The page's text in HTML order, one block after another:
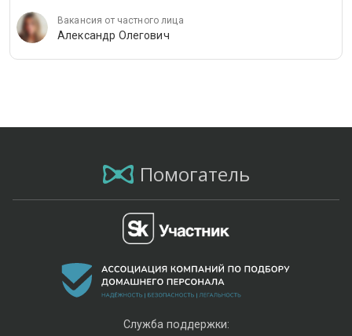
Вакансия от частного лица
Александр Олегович
Помогатель
Служба поддержки: